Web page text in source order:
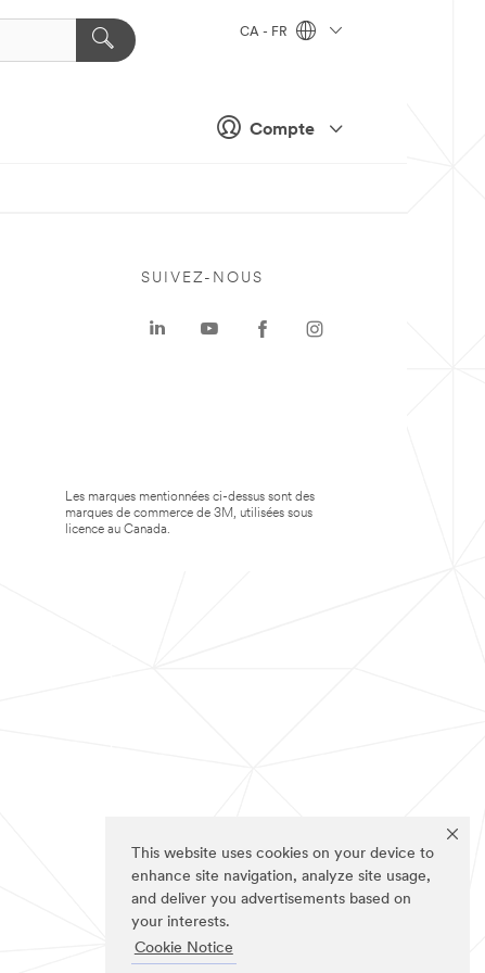
This website uses cookies on your device to
enhance site navigation, analyze site usage,
and deliver you advertisements based on
your interests.
Cookie Notice
Compte
CA - FR
SUIVEZ-NOUS
Les marques mentionnées ci-dessus sont des
marques de commerce de 3M, utilisées sous
licence au Canada.